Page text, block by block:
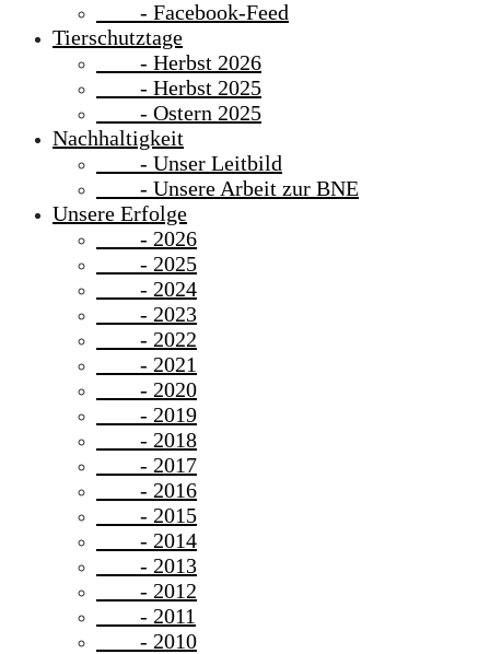
- Facebook-Feed
Tierschutztage
- Herbst 2026
- Herbst 2025
- Ostern 2025
Nachhaltigkeit
- Unser Leitbild
- Unsere Arbeit zur BNE
Unsere Erfolge
- 2026
- 2025
- 2024
- 2023
- 2022
- 2021
- 2020
- 2019
- 2018
- 2017
- 2016
- 2015
- 2014
- 2013
- 2012
- 2011
- 2010